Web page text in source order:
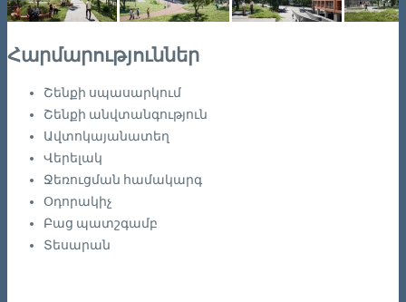
Հարմարություններ
Շենքի սպասարկում
Շենքի անվտանգություն
Ավտոկայանատեղ
Վերելակ
Ջեռուցման համակարգ
Օդորակիչ
Բաց պատշգամբ
Տեսարան